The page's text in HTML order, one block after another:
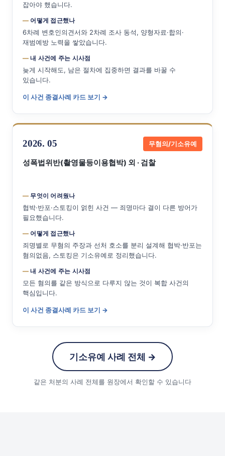
잡아야 했습니다.
어떻게 접근했나
6차례 변호인의견서와 2차례 조사 동석, 양형자료·합의·
재범예방 노력을 쌓았습니다.
내 사건에 주는 시사점
늦게 시작해도, 남은 절차에 집중하면 결과를 바꿀 수
있습니다.
이 사건 종결사례 카드 보기 →
2026. 05 무혐의/기소유예
성폭법위반(촬영물등이용협박) 외 · 검찰
무엇이 어려웠나
협박·반포·스토킹이 얽힌 사건 — 죄명마다 결이 다른 방어가
필요했습니다.
어떻게 접근했나
죄명별로 무혐의 주장과 선처 호소를 분리 설계해 협박·반포는
혐의없음, 스토킹은 기소유예로 정리했습니다.
내 사건에 주는 시사점
모든 혐의를 같은 방식으로 다루지 않는 것이 복합 사건의
핵심입니다.
이 사건 종결사례 카드 보기 →
기소유예 사례 전체 →
같은 처분의 사례 전체를 원장에서 확인할 수 있습니다